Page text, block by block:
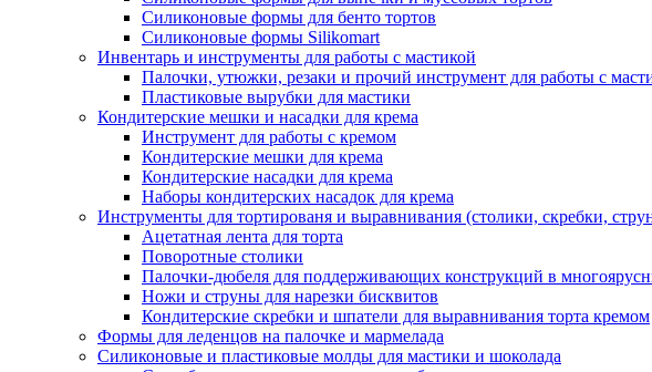
Силиконовые формы для бенто тортов
Силиконовые формы Silikomart
Инвентарь и инструменты для работы с мастикой
Палочки, утюжки, резаки и прочий инструмент для работы с
Пластиковые вырубки для мастики
Кондитерские мешки и насадки для крема
Инструмент для работы с кремом
Кондитерские мешки для крема
Кондитерские насадки для крема
Наборы кондитерских насадок для крема
Инструменты для тортированя и выравнивания (столики, скребки,
Ацетатная лента для торта
Поворотные столики
Палочки-дюбеля для поддерживающих конструкций в
Ножи и струны для нарезки бисквитов
Кондитерские скребки и шпатели для выравнивания торта кремом
Формы для леденцов на палочке и мармелада
Силиконовые и пластиковые молды для мастики и шоколада